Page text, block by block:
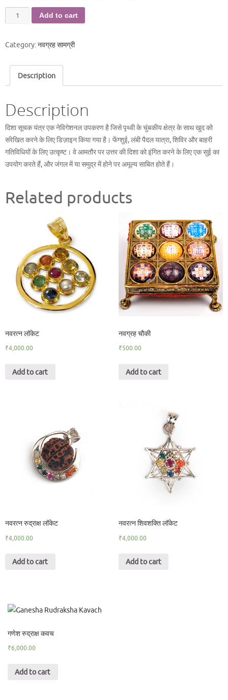
सूचक
quantity
Add to cart
Category:नवग्रह सामग्री
Description
Description
दिशा सूचक यंत्र एक नेविगेशनल उपकरण है जिसे पृथ्वी के चुंबकीय क्षेत्र के साथ खुद को
संरेखित करने के लिए डिज़ाइन किया गया है। फेंग्शुई, लंबी पैदल यात्रा, शिविर और बाहरी
गतिविधियों के लिए उत्कृष्ट। वे आमतौर पर उत्तर की दिशा को इंगित करने के लिए एक सुई का
उपयोग करते हैं, और जंगल में या समुद्र में होने पर अमूल्य साबित होते हैं।
Related products
नवरत्न लॉकेट
₹4,000.00
Add to cart
नवग्रह चौकी
₹500.00
Add to cart
नवरत्न रुद्राक्ष लॉकेट
₹4,000.00
Add to cart
नवरत्न शिवशक्ति लॉकेट
₹4,000.00
Add to cart
गणेश रुद्राक्ष कवच
₹6,000.00
Add to cart